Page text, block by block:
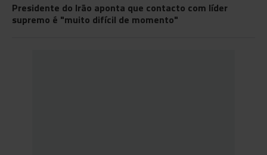
Presidente do Irão aponta que contacto com líder
supremo é "muito difícil de momento"